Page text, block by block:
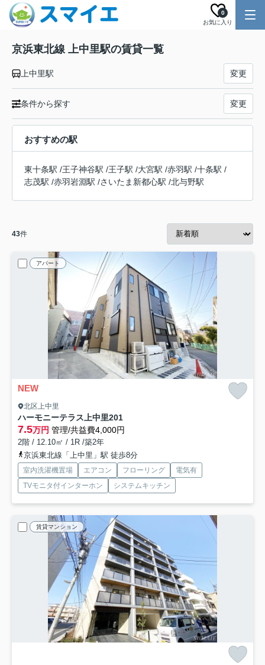
お気に入り
0
京浜東北線 上中里駅の賃貸一覧
上中里駅 変更
条件から探す 変更
おすすめの駅
東十条駅 /王子神谷駅 /王子駅 /大宮駅 /赤羽駅 /十条駅 /
志茂駅 /赤羽岩淵駅 /さいたま新都心駅 /北与野駅
43件
アパート
NEW
北区上中里
ハーモニーテラス上中里201
7.5万円 管理/共益費4,000円
2階 / 12.10㎡ / 1R /築2年
京浜東北線「上中里」駅 徒歩8分
室内洗濯機置場 エアコン フローリング
電気有
TVモニタ付インターホン
システムキッチン
賃貸マンション